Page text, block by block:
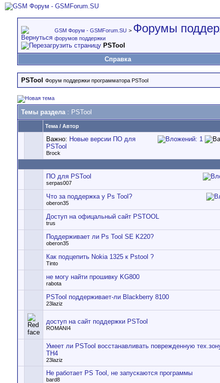
GSM Форум - GSMForum.SU > Форумы
форумов поддержки
PSTool
Справка
PSTool Форум поддержки программатора PSTool
Темы раздела: PSTool
Тема / Автор
Важно: Новые версии ПО для
PSTool
Brock
ПО для PSTool
serpas007
Что за поддержка у Ps Tool?
oberon35
Доступ на офицальный сайт PSTOOL
trus
Поддерживает ли Ps Tool SE K220?
oberon35
Как подцепить Nokia 1325 к Pstool ?
Tinto
не могу найти прошивку KG800
rabota
PSTool поддерживает-ли Blackberry 8100
23laziz
доступ на сайт поддержки PSTool
ROMANI4
Умеет ли PSTool восстанавливать поврежденную
TH4
23laziz
Не работает PS Tool, не запускаются программы
bard8